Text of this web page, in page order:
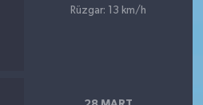
Rüzgar: 13 km/h